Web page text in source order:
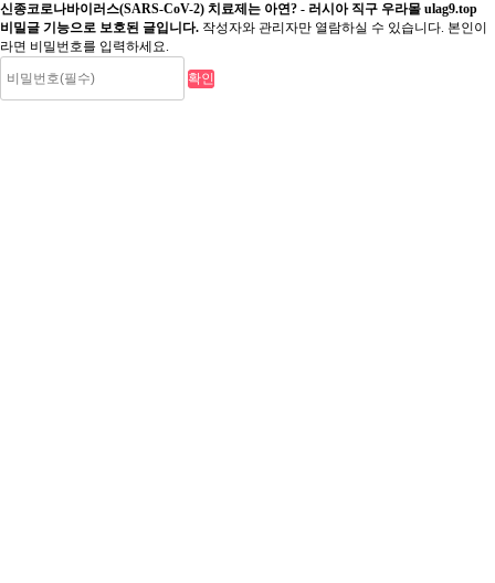
신종코로나바이러스(SARS-CoV-2) 치료제는 아연? - 러시아 직구 우라몰 ulag9.top
비밀글 기능으로 보호된 글입니다. 작성자와 관리자만 열람하실 수 있습니다. 본인이
라면 비밀번호를 입력하세요.